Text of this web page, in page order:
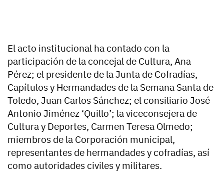
El acto institucional ha contado con la
participación de la concejal de Cultura, Ana
Pérez; el presidente de la Junta de Cofradías,
Capítulos y Hermandades de la Semana Santa de
Toledo, Juan Carlos Sánchez; el consiliario José
Antonio Jiménez ‘Quillo’; la viceconsejera de
Cultura y Deportes, Carmen Teresa Olmedo;
miembros de la Corporación municipal,
representantes de hermandades y cofradías, así
como autoridades civiles y militares.